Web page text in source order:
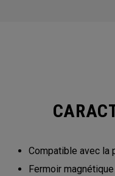
Compatible avec la
Fermoir